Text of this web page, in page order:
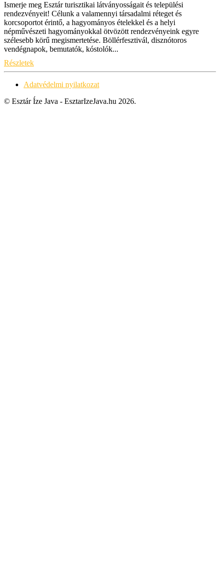
Ismerje meg Esztár turisztikai látványosságait és települési
rendezvényeit! Célunk a valamennyi társadalmi réteget és
korcsoportot érintő, a hagyományos ételekkel és a helyi
népművészeti hagyományokkal ötvözött rendezvényeink egyre
szélesebb körű megismertetése. Böllérfesztivál, disznótoros
vendégnapok, bemutatók, kóstolók...
Részletek
Adatvédelmi nyilatkozat
© Esztár Íze Java - EsztarIzeJava.hu 2026.